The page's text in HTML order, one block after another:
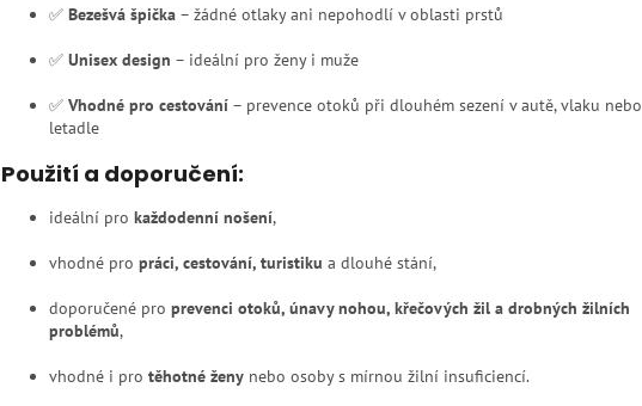
✅ Bezešvá špička – žádné otlaky ani nepohodlí v oblasti prstů
✅ Unisex design – ideální pro ženy i muže
✅ Vhodné pro cestování – prevence otoků při dlouhém sezení v autě, vlaku nebo
letadle
Použití a doporučení:
ideální pro každodenní nošení,
vhodné pro práci, cestování, turistiku a dlouhé stání,
doporučené pro prevenci otoků, únavy nohou, křečových žil a drobných žilních
problémů,
vhodné i pro těhotné ženy nebo osoby s mírnou žilní insuficiencí.